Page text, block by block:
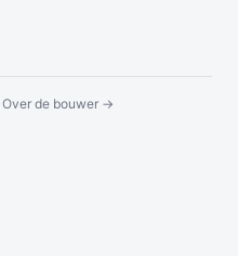
Over de bouwer →